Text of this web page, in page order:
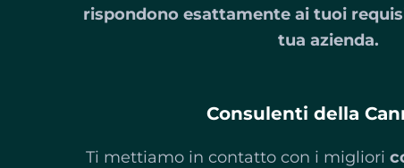
rispondono esattamente ai tuoi
tua azienda.
Consulenti della
Ti mettiamo in contatto con i migliori